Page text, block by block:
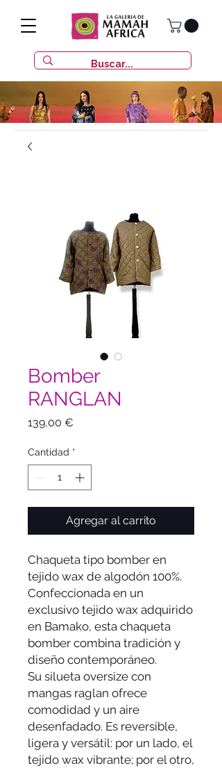
Bomber
RANGLAN
139,00 €
Cantidad *
Agregar al carrito
Chaqueta tipo bomber en
tejido wax de algodón 100%.
Confeccionada en un
exclusivo tejido wax adquirido
en Bamako, esta chaqueta
bomber combina tradición y
diseño contemporáneo.
Su silueta oversize con
mangas raglan ofrece
comodidad y un aire
desenfadado. Es reversible,
ligera y versátil: por un lado, el
tejido wax vibrante; por el otro,